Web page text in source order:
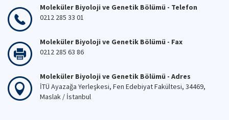
Moleküler Biyoloji ve Genetik Bölümü - Telefon
0212 285 33 01
Moleküler Biyoloji ve Genetik Bölümü - Fax
0212 285 63 86
Moleküler Biyoloji ve Genetik Bölümü - Adres
İTÜ Ayazağa Yerleşkesi, Fen Edebiyat Fakültesi, 34469,
Maslak / İstanbul